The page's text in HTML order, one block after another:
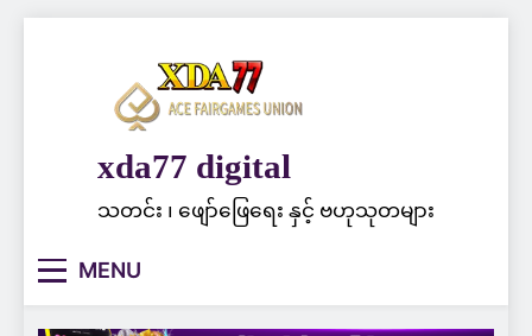
xda77 digital
သတင်း ၊ ဖျော်ဖြေရေး နှင့် ဗဟုသုတများ
MENU